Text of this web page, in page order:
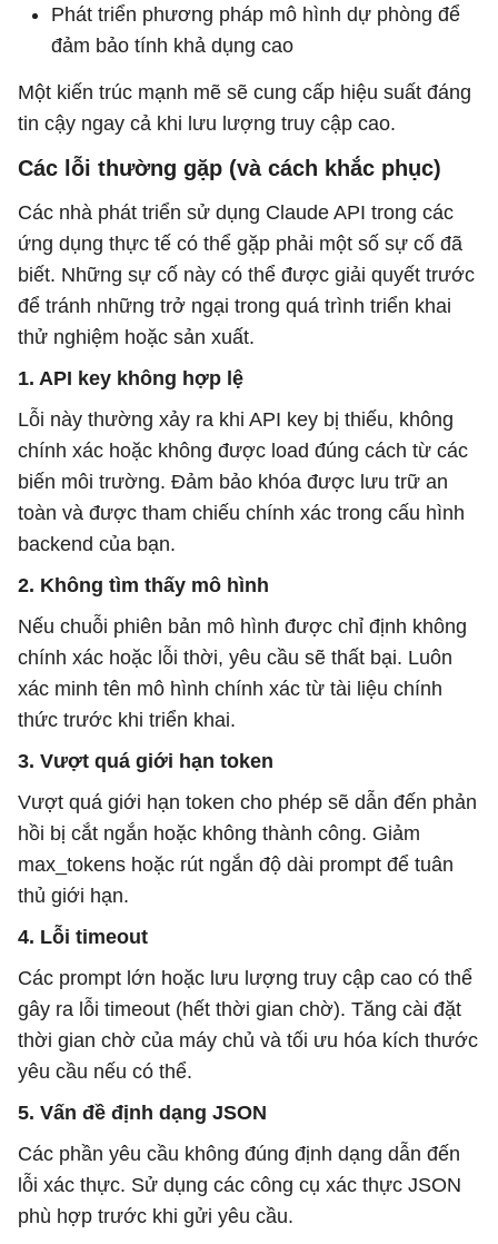
Phát triển phương pháp mô hình dự phòng để
đảm bảo tính khả dụng cao
Một kiến ​​trúc mạnh mẽ sẽ cung cấp hiệu suất đáng
tin cậy ngay cả khi lưu lượng truy cập cao.
Các lỗi thường gặp (và cách khắc phục)
Các nhà phát triển sử dụng Claude API trong các
ứng dụng thực tế có thể gặp phải một số sự cố đã
biết. Những sự cố này có thể được giải quyết trước
để tránh những trở ngại trong quá trình triển khai
thử nghiệm hoặc sản xuất.
1. API key không hợp lệ
Lỗi này thường xảy ra khi API key bị thiếu, không
chính xác hoặc không được load đúng cách từ các
biến môi trường. Đảm bảo khóa được lưu trữ an
toàn và được tham chiếu chính xác trong cấu hình
backend của bạn.
2. Không tìm thấy mô hình
Nếu chuỗi phiên bản mô hình được chỉ định không
chính xác hoặc lỗi thời, yêu cầu sẽ thất bại. Luôn
xác minh tên mô hình chính xác từ tài liệu chính
thức trước khi triển khai.
3. Vượt quá giới hạn token
Vượt quá giới hạn token cho phép sẽ dẫn đến phản
hồi bị cắt ngắn hoặc không thành công. Giảm
max_tokens hoặc rút ngắn độ dài prompt để tuân
thủ giới hạn.
4. Lỗi timeout
Các prompt lớn hoặc lưu lượng truy cập cao có thể
gây ra lỗi timeout (hết thời gian chờ). Tăng cài đặt
thời gian chờ của máy chủ và tối ưu hóa kích thước
yêu cầu nếu có thể.
5. Vấn đề định dạng JSON
Các phần yêu cầu không đúng định dạng dẫn đến
lỗi xác thực. Sử dụng các công cụ xác thực JSON
phù hợp trước khi gửi yêu cầu.